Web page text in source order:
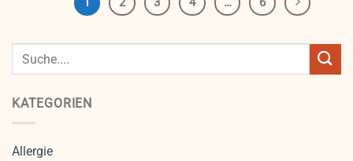
KATEGORIEN
Allergie